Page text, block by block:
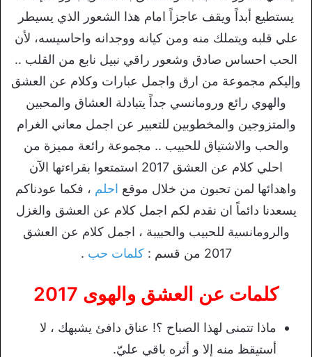
يستطيع أبداً ويقف عاجزاً امام هذا الشعور الذي يسيطر
علي قلبه ويتملك منه ومن كيانه ووجدانه واحاسيسه، لأن
الحب احساس صادق وشعور راقي نبيل نابع من القلب ..
وإليكم مجموعة من ارق واجمل عبارات وكلام عن العشق
والهوي رائع ورومانسي جداً يتبادلة العشاق والمحبين
والمتزوجين والمخطوبين للتعبير عن اجمل معاني الغرام
والحب والاشتياق للحبيب .. مجموعة رائعة مميزة من
احلي كلام عن العشق 2017 استمتعوا بقراءتها الآن
واهدائها لمن تحبون من خلال موقع احلم ، فكما عودناكم
يسعدنا دائماً ان نقدم لكم اجمل كلام عن العشق والغزل
والرومانسية للحبيب والحبيبة ، اجمل كلام عن العشق
2017 من قسم :
كلمات حب .
كلمات عن العشق والهوى 2017
ماذا تتمنى لهذا الصباح ؟! عناق دافئ يشبهك ، لا
أستيقظ منه إلا و أثره باقيٍ عليّ.